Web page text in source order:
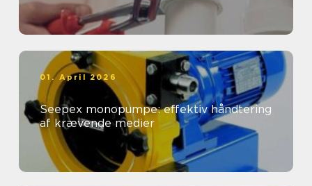
01. April 2026
Seepex monopumpe: effektiv håndtering
af krævende medier